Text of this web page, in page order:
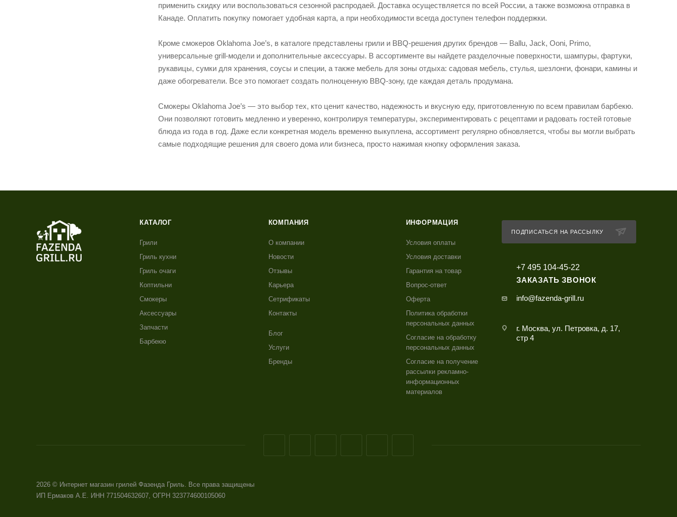
применить скидку или воспользоваться сезонной распродаей. Доставка осуществляется по всей России, а также возможна отправка в
Канаде. Оплатить покупку помогает удобная карта, а при необходимости всегда доступен телефон поддержки.
Кроме смокеров Oklahoma Joe’s, в каталоге представлены грили и BBQ-решения других брендов — Ballu, Jack, Ooni, Primo,
универсальные grill-модели и дополнительные аксессуары. В ассортименте вы найдете разделочные поверхности, шампуры, фартуки,
рукавицы, сумки для хранения, соусы и специи, а также мебель для зоны отдыха: садовая мебель, стулья, шезлонги, фонари, камины и
даже обогреватели. Все это помогает создать полноценную BBQ-зону, где каждая деталь продумана.
Смокеры Oklahoma Joe’s — это выбор тех, кто ценит качество, надежность и вкусную еду, приготовленную по всем правилам барбекю.
Они позволяют готовить медленно и уверенно, контролируя температуры, экспериментировать с рецептами и радовать гостей готовые
блюда из года в год. Даже если конкретная модель временно выкуплена, ассортимент регулярно обновляется, чтобы вы могли выбрать
самые подходящие решения для своего дома или бизнеса, просто нажимая кнопку оформления заказа.
КАТАЛОГ
Грили
Гриль кухни
Гриль очаги
Коптильни
Смокеры
Аксессуары
Запчасти
Барбекю
КОМПАНИЯ
О компании
Новости
Отзывы
Карьера
Сетрификаты
Контакты
Блог
Услуги
Бренды
ИНФОРМАЦИЯ
Условия оплаты
Условия доставки
Гарантия на товар
Вопрос-ответ
Оферта
Политика обработки
персональных данных
Согласие на обработку
персональных данных
Согласие на получение
рассылки рекламно-
информационных
материалов
ПОДПИСАТЬСЯ НА РАССЫЛКУ
+7 495 104-45-22
ЗАКАЗАТЬ ЗВОНОК
info@fazenda-grill.ru
г. Москва, ул. Петровка, д. 17,
стр 4
2026 © Интернет магазин грилей Фазенда Гриль. Все права защищены
ИП Ермаков А.Е. ИНН 771504632607, ОГРН 323774600105060